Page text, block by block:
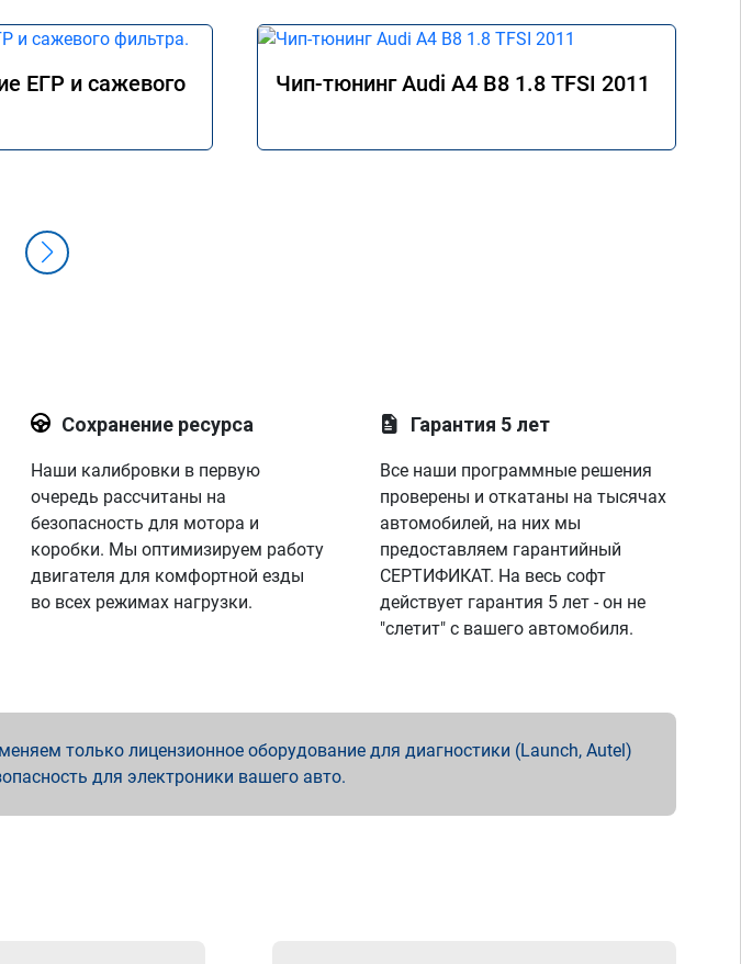
ЕГР и сажевого
Чип-тюнинг Audi A4 B8 1.8 TFSI 2011
Сохранение ресурса
Наши калибровки в первую
очередь рассчитаны на
безопасность для мотора и
коробки. Мы оптимизируем работу
двигателя для комфортной езды
во всех режимах нагрузки.
Гарантия 5 лет
Все наши программные решения
проверены и откатаны на тысячах
автомобилей, на них мы
предоставляем гарантийный
СЕРТИФИКАТ. На весь софт
действует гарантия 5 лет - он не
"слетит" с вашего автомобиля.
только лицензионное оборудование для диагностики (Launch, Autel)
для электроники вашего авто.